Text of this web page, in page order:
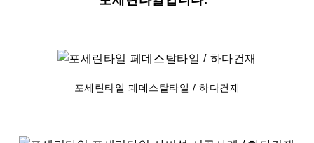
포세린타일 페데스탈타일 / 하다건재